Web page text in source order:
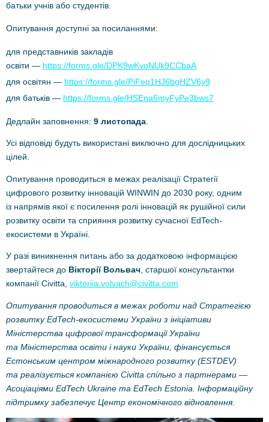
батьки учнів або студентів.
Опитування доступні за посиланнями:
для представників закладів
освіти — https://forms.gle/DPK9wKvoNUk9CCbaA
для освітян — https://forms.gle/PiFeq1HJ6bgHZV6y9
для батьків — https://forms.gle/HSEna6myFyPe3bws7
Дедлайн заповнення: 9 листопада
Усі відповіді будуть використані виключно для дослідницьких
цілей.
Опитування проводиться в межах реалізації Стратегії
цифрового розвитку інновацій WINWIN до 2030 року, одним
із напрямів якої є посилення ролі інновацій як рушійної сили
розвитку освіти та сприяння розвитку сучасної EdTech-
екосистеми в Україні.
У разі виникнення питань або за додатковою інформацією
звертайтеся до Вікторії Вольвач, старшої консультантки
компанії Civitta, viktoriia.volvach@civitta.com
Опитування проводиться в межах роботи над Стратегією
розвитку EdTech-екосистеми України з ініціативи
Міністерства цифрової трансформації України
та Міністерства освіти і науки України, фінансується
Естонським центром міжнародного розвитку (ESTDEV)
та реалізується компанією Civitta спільно з партнерами —
Асоціаціями EdTech Ukraine та EdTech Estonia. Інформаційну
підтримку забезпечує Центр економічного відновлення.